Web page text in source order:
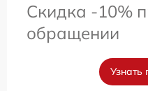
Скидка -10%
обращении
Узнать